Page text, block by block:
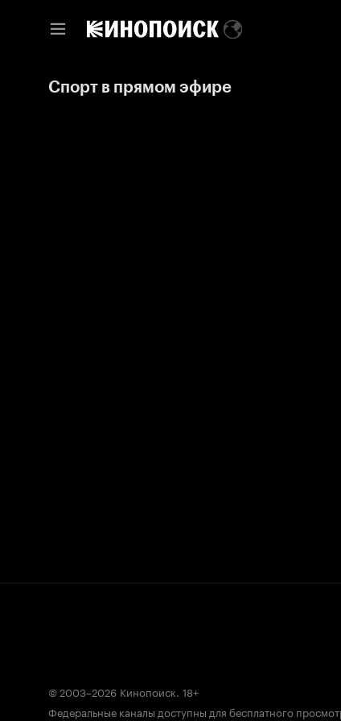
Спорт в прямом эфире
© 2003–2026 Кинопоиск. 18+
Федеральные каналы доступны для бесплатного